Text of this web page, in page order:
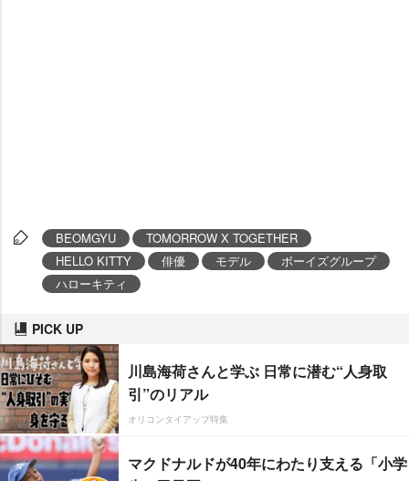
BEOMGYU
TOMORROW X TOGETHER
HELLO KITTY
俳優 モデル
ボーイズグループ
ハローキティ
PICK UP
川島海荷さんと学ぶ 日常に潜む“人身取
引”のリアル
オリコンタイアップ特集
マクドナルドが40年にわたり支える「小学